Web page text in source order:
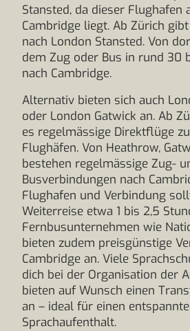
Stansted, da dieser Flughafen
Cambridge liegt. Ab Zürich
nach London Stansted. Von
dem Zug oder Bus in rund 30
nach Cambridge.
Alternativ bieten sich auch
oder London Gatwick an. Ab
es regelmässige Direktflüge
Flughäfen. Von Heathrow,
bestehen regelmässige Zug-
Busverbindungen nach
Flughafen und Verbindung
Weiterreise etwa 1 bis 2,5
Fernbusunternehmen wie
bieten zudem preisgünstige
Cambridge an. Viele
dich bei der Organisation der
bieten auf Wunsch einen
an – ideal für einen
Sprachaufenthalt.